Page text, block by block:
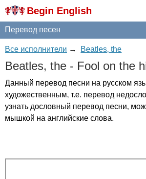
Begin English
Перевод песен
Все исполнители → Beatles, the
Beatles, the - Fool on the
Данный перевод песни на русском
художественным, т.е. перевод
узнать дословный перевод песни,
мышкой на английские слова.